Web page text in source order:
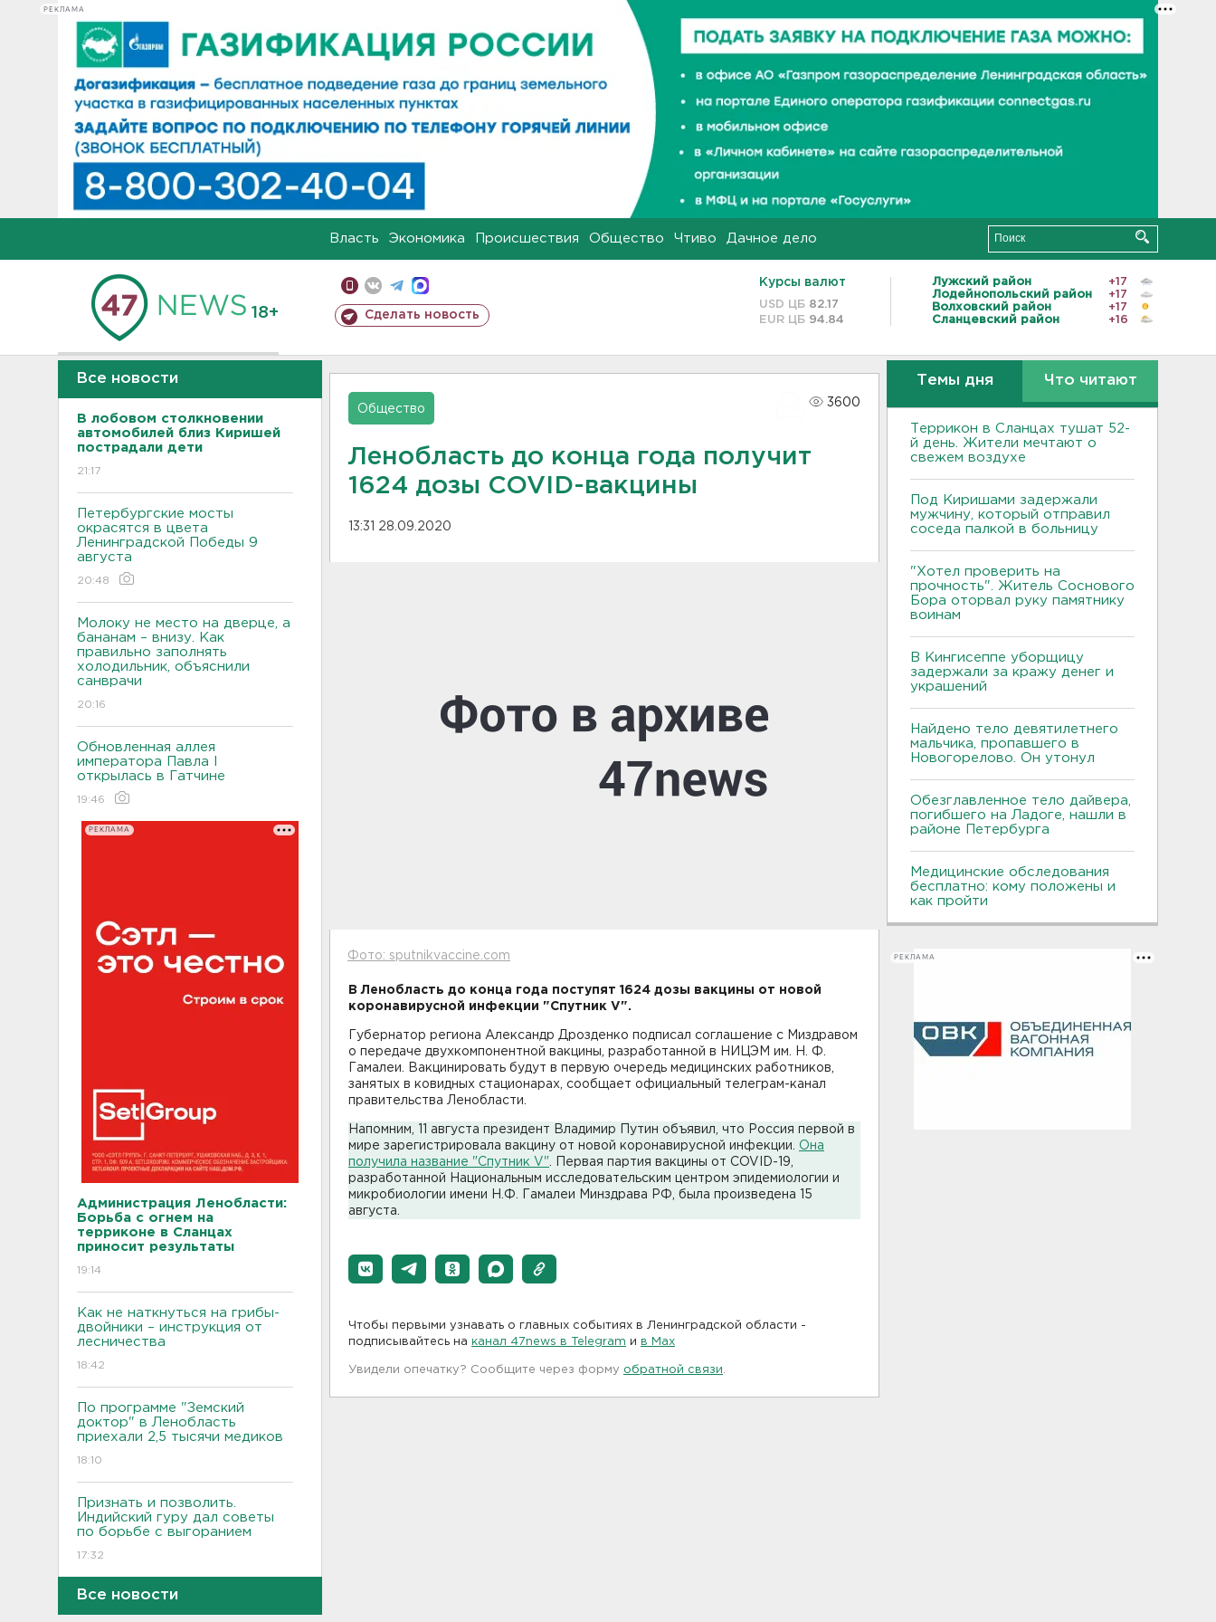
РЕКЛАМА
Власть Экономика Происшествия Общество Чтиво Дачное дело
18+ Сделать новость
Курсы валют
USD ЦБ 82.17
EUR ЦБ 94.84
Лужский район
+17
Лодейнопольский район
+17
Волховский район
+17
Сланцевский район
+16
Все новости
В лобовом столкновении
автомобилей близ Киришей
пострадали дети
21:17
Петербургские мосты
окрасятся в цвета
Ленинградской Победы 9
августа
20:48
Молоку не место на дверце, а
бананам – внизу. Как
правильно заполнять
холодильник, объяснили
санврачи
20:16
Обновленная аллея
императора Павла I
открылась в Гатчине
19:46
РЕКЛАМА
Администрация Ленобласти:
Борьба с огнем на
терриконе в Сланцах
приносит результаты
19:14
Как не наткнуться на грибы-
двойники – инструкция от
лесничества
18:42
По программе "Земский
доктор" в Ленобласть
приехали 2,5 тысячи медиков
18:10
Признать и позволить.
Индийский гуру дал советы
по борьбе с выгоранием
17:32
Кому полезны белые грибы,
Все новости
Общество
3600
Ленобласть до конца года получит
1624 дозы COVID-вакцины
13:31 28.09.2020
Фото: sputnikvaccine.com
В Ленобласть до конца года поступят 1624 дозы вакцины от новой
коронавирусной инфекции "Спутник V".
Губернатор региона Александр Дрозденко подписал соглашение с Миздравом
о передаче двухкомпонентной вакцины, разработанной в НИЦЭМ им. Н. Ф.
Гамалеи. Вакцинировать будут в первую очередь медицинских работников,
занятых в ковидных стационарах, сообщает официальный телеграм-канал
правительства Ленобласти.
Напомним, 11 августа президент Владимир Путин объявил, что Россия первой в
мире зарегистрировала вакцину от новой коронавирусной инфекции. Она
получила название "Спутник V" . Первая партия вакцины от COVID-19,
разработанной Национальным исследовательским центром эпидемиологии и
микробиологии имени Н.Ф. Гамалеи Минздрава РФ, была произведена 15
августа.
Чтобы первыми узнавать о главных событиях в Ленинградской области -
подписывайтесь на канал 47news в Telegram и в Maх
Увидели опечатку? Сообщите через форму обратной связи
Темы дня Что читают
Террикон в Сланцах тушат 52-
й день. Жители мечтают о
свежем воздухе
Под Киришами задержали
мужчину, который отправил
соседа палкой в больницу
"Хотел проверить на
прочность". Житель Соснового
Бора оторвал руку памятнику
воинам
В Кингисеппе уборщицу
задержали за кражу денег и
украшений
Найдено тело девятилетнего
мальчика, пропавшего в
Новогорелово. Он утонул
Обезглавленное тело дайвера,
погибшего на Ладоге, нашли в
районе Петербурга
Медицинские обследования
бесплатно: кому положены и
как пройти
РЕКЛАМА